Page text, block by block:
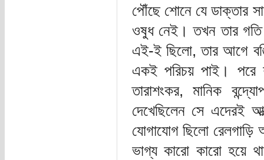
পৌঁছে শোনে যে ডাক্তার
ওষুধ নেই। তখন তার গতি
এই-ই ছিলো, তার আগে
একই পরিচয় পাই। পরে
তারাশংকর, মানিক
দেখেছিলেন সে এদেরই
যোগাযোগ ছিলো রেলগাড়ি
ভাগ্য কারো কারো হয়ে